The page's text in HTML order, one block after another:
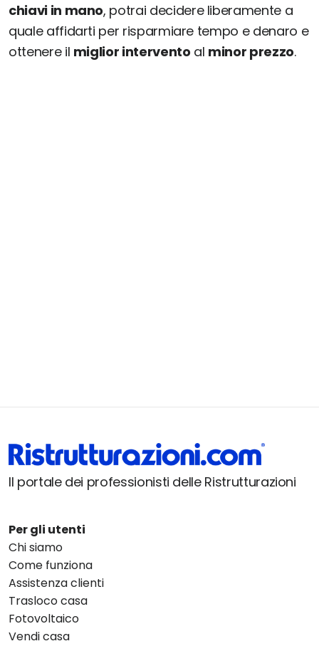
chiavi in mano, potrai decidere liberamente a
quale affidarti per risparmiare tempo e denaro e
ottenere il miglior intervento al minor prezzo.
Il portale dei professionisti delle Ristrutturazioni
Per gli utenti
Chi siamo
Come funziona
Assistenza clienti
Trasloco casa
Fotovoltaico
Vendi casa